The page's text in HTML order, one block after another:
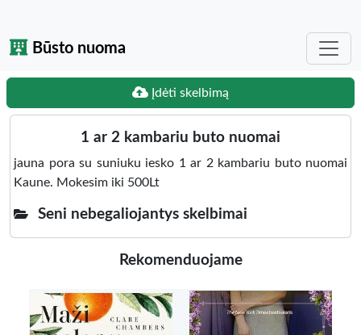
Būsto nuoma
Įdėti skelbimą
1 ar 2 kambariu buto nuomai
jauna pora su suniuku iesko 1 ar 2 kambariu buto nuomai
Kaune. Mokesim iki 500Lt
Seni nebegaliojantys skelbimai
Rekomenduojame